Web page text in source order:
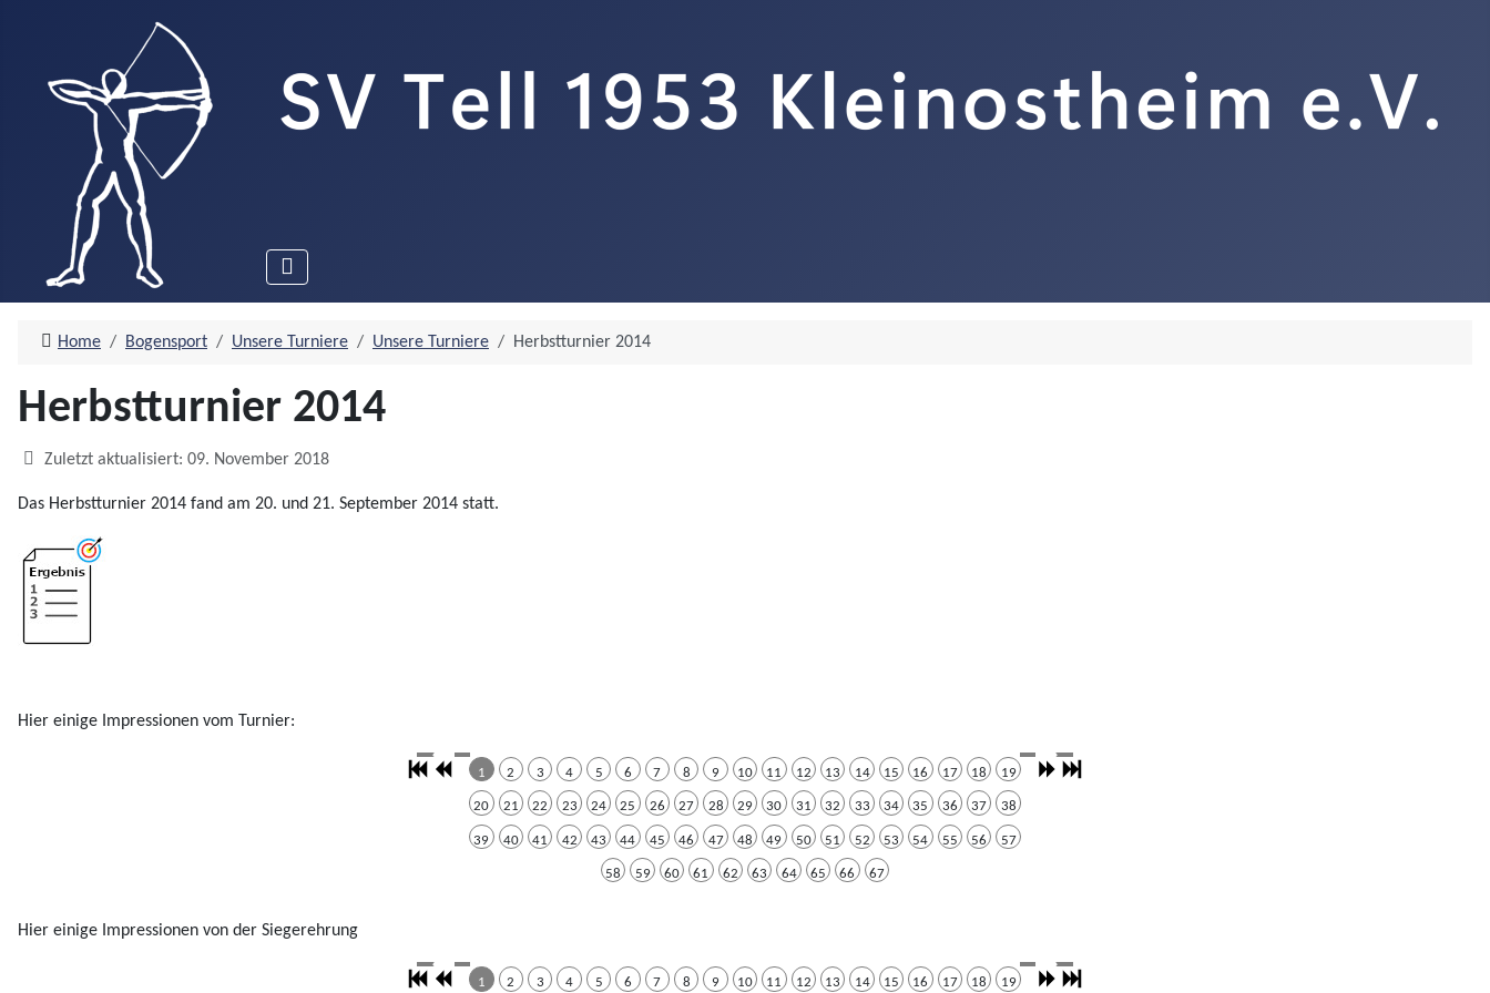
Home Bogensport Unsere Turniere Unsere Turniere Herbstturnier 2014
Herbstturnier 2014
DetailsZuletzt aktualisiert: 09. November 2018
Das Herbstturnier 2014 fand am 20. und 21. September 2014 statt.
Hier einige Impressionen vom Turnier:
1 2 3 4 5 6 7 8 9 10 11 12 13 14 15 16 17 18 19
20 21 22 23 24 25 26 27 28 29 30 31 32 33 34 35 36 37 38
39 40 41 42 43 44 45 46 47 48 49 50 51 52 53 54 55 56 57
58 59 60 61 62 63 64 65 66 67
Hier einige Impressionen von der Siegerehrung
1 2 3 4 5 6 7 8 9 10 11 12 13 14 15 16 17 18 19